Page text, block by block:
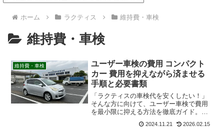
ホーム ラクティス 維持費・車検
維持費・車検
維持費・車検
ユーザー車検の費用 コンパクト
カー 費用を抑えながら済ませる
手順と必要書類
「ラクティスの車検代を安くしたい！」
そんな方に向けて、ユーザー車検で費用
を最小限に抑える方法を徹底ガイド。デ
ィーラー車検との費用比較や、当日必要
な持ち物、合格するためのポイントを詳
2024.11.21 2026.02.15